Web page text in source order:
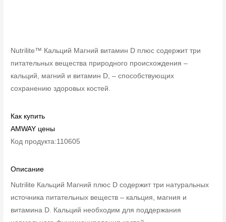
Nutrilite™ Кальций Магний витамин D плюс содержит три
питательных вещества природного происхождения –
кальций, магний и витамин D, – способствующих
сохранению здоровых костей.
Как купить
AMWAY цены
Код продукта:110605
Описание
Nutrilite Кальций Магний плюс D содержит три натуральных
источника питательных веществ – кальция, магния и
витамина D. Кальций необходим для поддержания